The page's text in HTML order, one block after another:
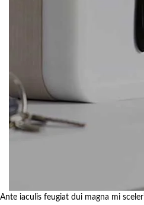
Ante iaculis feugiat dui magna mi